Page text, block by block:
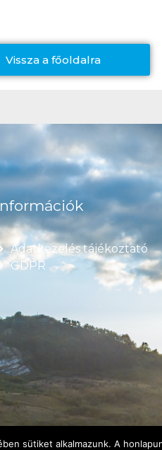
Vissza a főoldalra
Adatkezelés tájékoztató
GDPR
sütiket alkalmazunk. A